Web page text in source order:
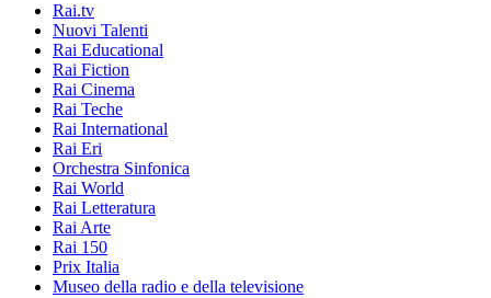
Rai.tv
Nuovi Talenti
Rai Educational
Rai Fiction
Rai Cinema
Rai Teche
Rai International
Rai Eri
Orchestra Sinfonica
Rai World
Rai Letteratura
Rai Arte
Rai 150
Prix Italia
Museo della radio e della televisione